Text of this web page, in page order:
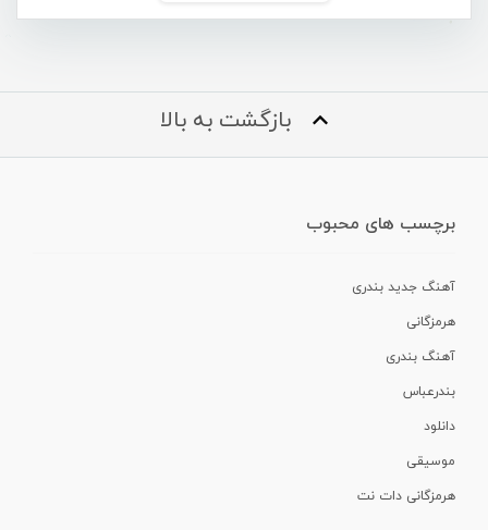
بازگشت به بالا
برچسب های محبوب
آهنگ جدید بندری
هرمزگانی
آهنگ بندری
بندرعباس
دانلود
موسیقی
هرمزگانی دات نت